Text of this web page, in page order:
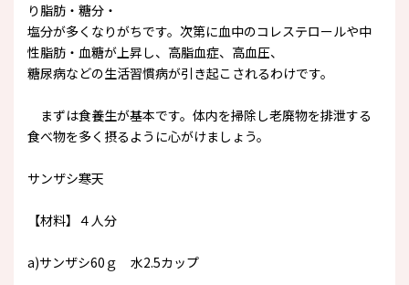
り脂肪・糖分・
塩分が多くなりがちです。次第に血中のコレステロールや中
性脂肪・血糖が上昇し、高脂血症、高血圧、
糖尿病などの生活習慣病が引き起こされるわけです。
まずは食養生が基本です。体内を掃除し老廃物を排泄する
食べ物を多く摂るように心がけましょう。
サンザシ寒天
【材料】４人分
a)サンザシ60ｇ 水2.5カップ